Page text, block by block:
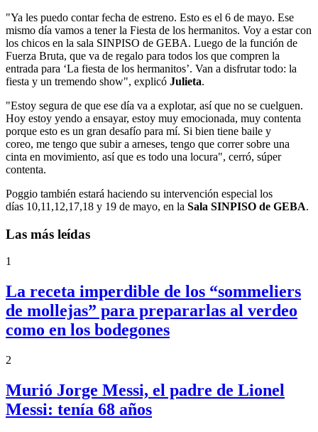
"Ya les puedo contar fecha de estreno. Esto es el 6 de mayo. Ese
mismo día vamos a tener la Fiesta de los hermanitos. Voy a estar con
los chicos en la sala SINPISO de GEBA. Luego de la función de
Fuerza Bruta, que va de regalo para todos los que compren la
entrada para ‘La fiesta de los hermanitos’. Van a disfrutar todo: la
fiesta y un tremendo show", explicó Julieta.
"Estoy segura de que ese día va a explotar, así que no se cuelguen.
Hoy estoy yendo a ensayar, estoy muy emocionada, muy contenta
porque esto es un gran desafío para mí. Si bien tiene baile y
coreo, me tengo que subir a arneses, tengo que correr sobre una
cinta en movimiento, así que es todo una locura", cerró, súper
contenta.
Poggio también estará haciendo su intervención especial los
días 10,11,12,17,18 y 19 de mayo, en la Sala SINPISO de GEBA.
Las más leídas
1
La receta imperdible de los “sommeliers
de mollejas” para prepararlas al verdeo
como en los bodegones
2
Murió Jorge Messi, el padre de Lionel
Messi: tenía 68 años